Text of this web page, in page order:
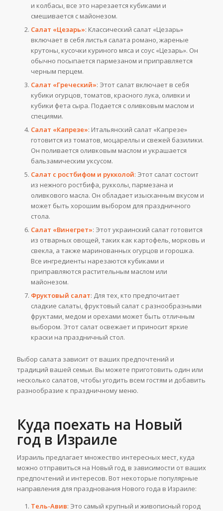
и колбасы, все это нарезается кубиками и
смешивается с майонезом.
Салат «Цезарь»: Классический салат «Цезарь»
включает в себя листья салата романо, жареные
крутоны, кусочки куриного мяса и соус «Цезарь». Он
обычно посыпается пармезаном и приправляется
черным перцем.
Салат «Греческий»: Этот салат включает в себя
кубики огурцов, томатов, красного лука, оливки и
кубики фета сыра. Подается с оливковым маслом и
специями.
Салат «Капрезе»: Итальянский салат «Капрезе»
готовится из томатов, моцареллы и свежей базилики.
Он поливается оливковым маслом и украшается
бальзамическим уксусом.
Салат с ростбифом и рукколой: Этот салат состоит
из нежного ростбифа, рукколы, пармезана и
оливкового масла. Он обладает изысканным вкусом и
может быть хорошим выбором для праздничного
стола.
Салат «Винегрет»: Этот украинский салат готовится
из отварных овощей, таких как картофель, морковь и
свекла, а также маринованных огурцов и горошка.
Все ингредиенты нарезаются кубиками и
приправляются растительным маслом или
майонезом.
Фруктовый салат: Для тех, кто предпочитает
сладкие салаты, фруктовый салат с разнообразными
фруктами, медом и орехами может быть отличным
выбором. Этот салат освежает и приносит яркие
краски на праздничный стол.
Выбор салата зависит от ваших предпочтений и
традиций вашей семьи. Вы можете приготовить один или
несколько салатов, чтобы угодить всем гостям и добавить
разнообразие к праздничному меню.
Куда поехать на Новый
год в Израиле
Израиль предлагает множество интересных мест, куда
можно отправиться на Новый год, в зависимости от ваших
предпочтений и интересов. Вот некоторые популярные
направления для празднования Нового года в Израиле:
Тель-Авив: Это самый крупный и живописный город